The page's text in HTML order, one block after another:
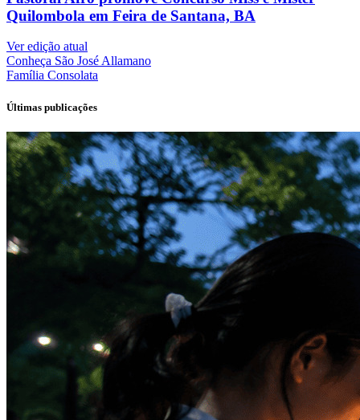
Quilombola em Feira de Santana, BA
Ver edição atual
Conheça São José Allamano
Família Consolata
Últimas publicações